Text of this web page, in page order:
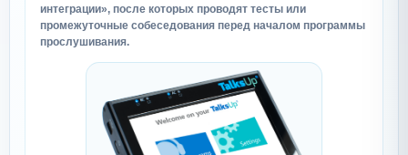
интеграции», после которых проводят тесты или
промежуточные собеседования перед началом программы
прослушивания.